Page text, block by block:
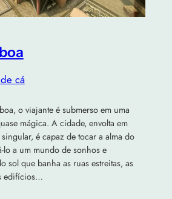
cá
o viajante é submerso em uma
mágica. A cidade, envolta em
é capaz de tocar a alma do
lo a um mundo de sonhos e
sol que banha as ruas estreitas, as
edifícios…